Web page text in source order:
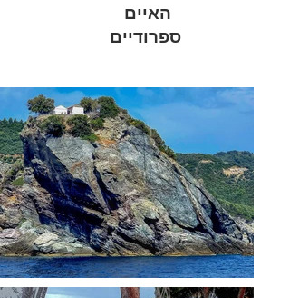
האיים
ספרודיים